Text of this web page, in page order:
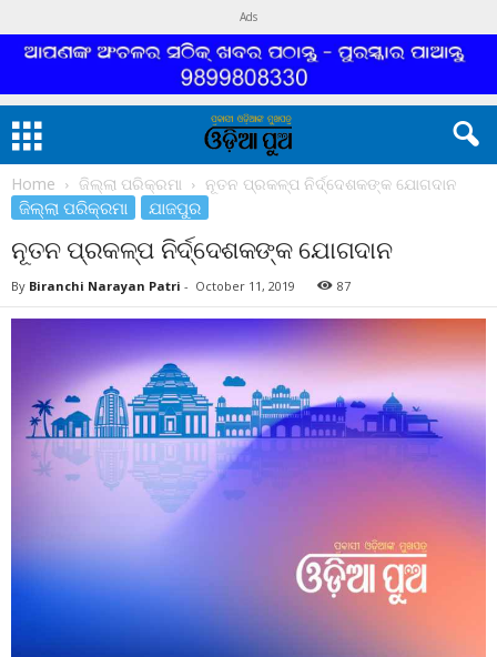
Ads
Home ଜିଲ୍ଲା ପରିକ୍ରମା ନୂତନ ପ୍ରକଳ୍ପ ନିର୍ଦ୍ଦେଶକଙ୍କ ଯୋଗଦାନ
ଜିଲ୍ଲା ପରିକ୍ରମା ଯାଜପୁର
ନୂତନ ପ୍ରକଳ୍ପ ନିର୍ଦ୍ଦେଶକଙ୍କ ଯୋଗଦାନ
By Biranchi Narayan Patri - October 11, 2019 87